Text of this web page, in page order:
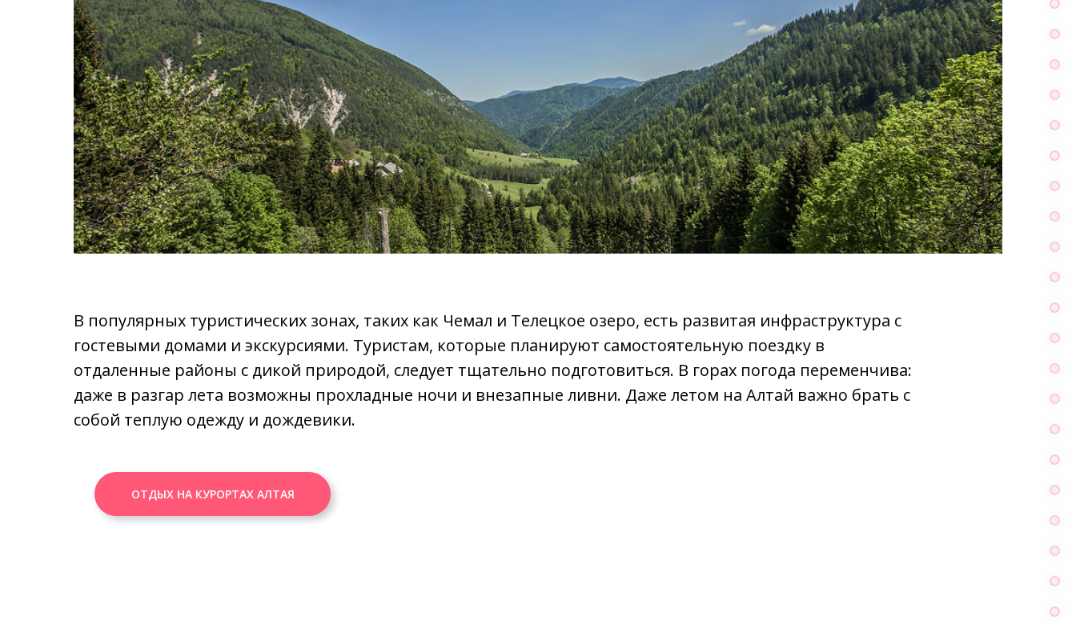
В популярных туристических зонах, таких как Чемал и Телецкое озеро, есть развитая инфраструктура с
гостевыми домами и экскурсиями. Туристам, которые планируют самостоятельную поездку в
отдаленные районы с дикой природой, следует тщательно подготовиться. В горах погода переменчива:
даже в разгар лета возможны прохладные ночи и внезапные ливни. Даже летом на Алтай важно брать с
собой теплую одежду и дождевики.
ОТДЫХ НА КУРОРТАХ АЛТАЯ